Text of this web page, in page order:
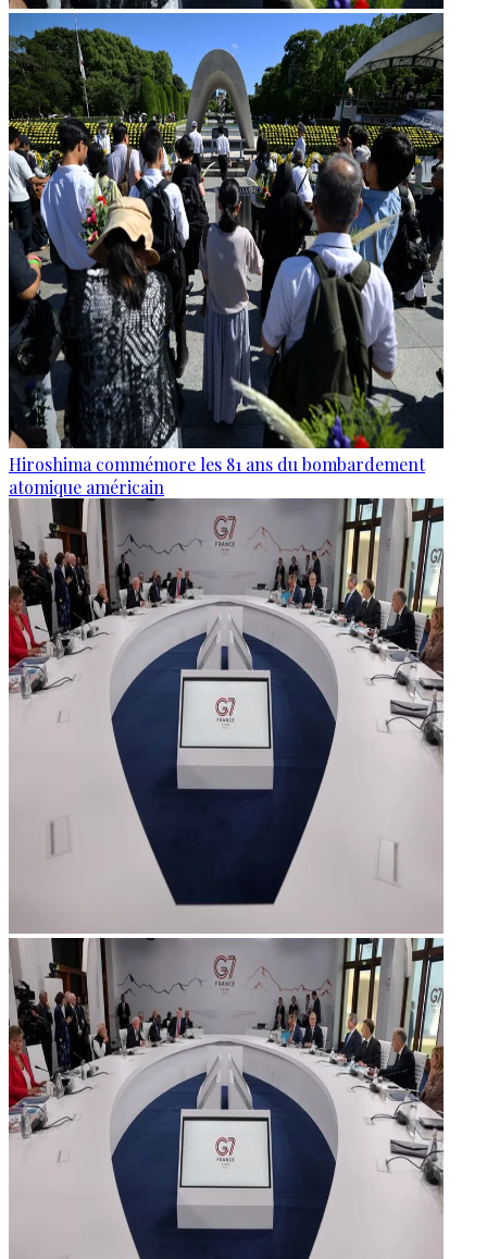
Hiroshima commémore les 81 ans du bombardement
atomique américain